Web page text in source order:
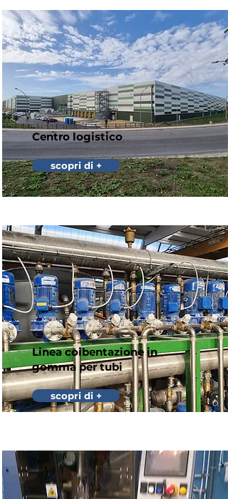
Centro logistico
scopri di +
Linea coibentazione in
gomma per tubi
scopri di +